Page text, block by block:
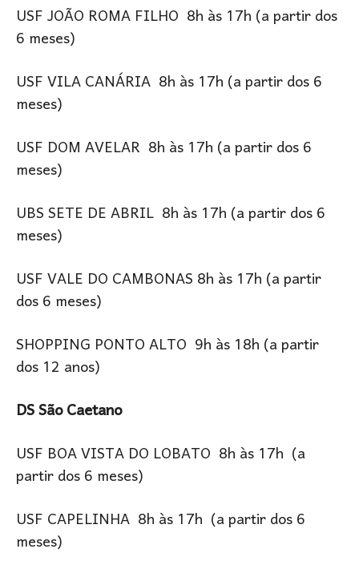
USF JOÃO ROMA FILHO 8h às 17h (a partir dos
6 meses)
USF VILA CANÁRIA 8h às 17h (a partir dos 6
meses)
USF DOM AVELAR 8h às 17h (a partir dos 6
meses)
UBS SETE DE ABRIL 8h às 17h (a partir dos 6
meses)
USF VALE DO CAMBONAS 8h às 17h (a partir
dos 6 meses)
SHOPPING PONTO ALTO 9h às 18h (a partir
dos 12 anos)
DS São Caetano
USF BOA VISTA DO LOBATO 8h às 17h (a
partir dos 6 meses)
USF CAPELINHA 8h às 17h (a partir dos 6
meses)